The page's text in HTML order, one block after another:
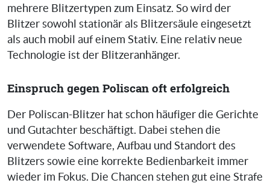
mehrere Blitzertypen zum Einsatz. So wird der
Blitzer sowohl stationär als Blitzersäule eingesetzt
als auch mobil auf einem Stativ. Eine relativ neue
Technologie ist der Blitzeranhänger.
Einspruch gegen Poliscan oft erfolgreich
Der Poliscan-Blitzer hat schon häufiger die Gerichte
und Gutachter beschäftigt. Dabei stehen die
verwendete Software, Aufbau und Standort des
Blitzers sowie eine korrekte Bedienbarkeit immer
wieder im Fokus. Die Chancen stehen gut eine Strafe